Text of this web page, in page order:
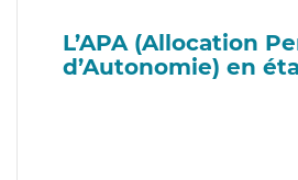
L’APA (Allocation
d’Autonomie) en